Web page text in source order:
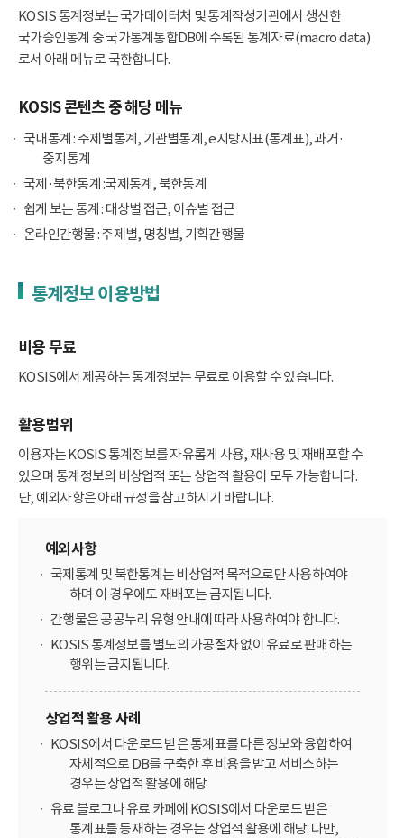
KOSIS 통계정보는 국가데이터처 및 통계작성기관에서 생산한
국가승인통계 중 국가통계통합DB에 수록된 통계자료(macro data)
로서 아래 메뉴로 국한합니다.
KOSIS 콘텐츠 중 해당 메뉴
국내통계 : 주제별통계, 기관별통계, e지방지표(통계표), 과거·
중지통계
국제·북한통계 :국제통계, 북한통계
쉽게 보는 통계 : 대상별 접근, 이슈별 접근
온라인간행물 : 주제별, 명칭별, 기획간행물
통계정보 이용방법
비용 무료
KOSIS에서 제공하는 통계정보는 무료로 이용할 수 있습니다.
활용범위
이용자는 KOSIS 통계정보를 자유롭게 사용, 재사용 및 재배포할 수
있으며 통계정보의 비상업적 또는 상업적 활용이 모두 가능합니다.
단, 예외사항은 아래 규정을 참고하시기 바랍니다.
예외사항
국제통계 및 북한통계는 비상업적 목적으로만 사용하여야
하며 이 경우에도 재배포는 금지됩니다.
간행물은 공공누리 유형 안내에 따라 사용하여야 합니다.
KOSIS 통계정보를 별도의 가공절차 없이 유료로 판매하는
행위는 금지됩니다.
상업적 활용 사례
KOSIS에서 다운로드 받은 통계표를 다른 정보와 융합하여
자체적으로 DB를 구축한 후 비용을 받고 서비스하는
경우는 상업적 활용에 해당
유료 블로그나 유료 카페에 KOSIS에서 다운로드 받은
통계표를 등재하는 경우는 상업적 활용에 해당. 다만,